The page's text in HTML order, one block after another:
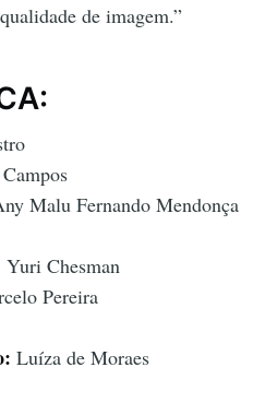
de imagem.”
Malu Fernando Mendonça
Yuri Chesman
Pereira
Luíza de Moraes